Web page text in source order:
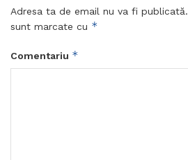
Adresa ta de email nu va fi publicată.
sunt marcate cu *
Comentariu *